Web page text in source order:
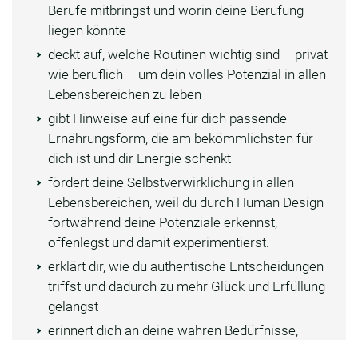
Berufe mitbringst und worin deine Berufung
liegen könnte
deckt auf, welche Routinen wichtig sind – privat
wie beruflich – um dein volles Potenzial in allen
Lebensbereichen zu leben
gibt Hinweise auf eine für dich passende
Ernährungsform, die am bekömmlichsten für
dich ist und dir Energie schenkt
fördert deine Selbstverwirklichung in allen
Lebensbereichen, weil du durch Human Design
fortwährend deine Potenziale erkennst,
offenlegst und damit experimentierst.
erklärt dir, wie du authentische Entscheidungen
triffst und dadurch zu mehr Glück und Erfüllung
gelangst
erinnert dich an deine wahren Bedürfnisse,